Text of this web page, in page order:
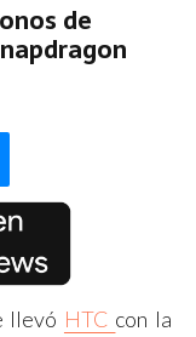
de
llevó HTC con la